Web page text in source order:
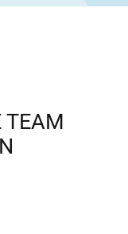
TEAM